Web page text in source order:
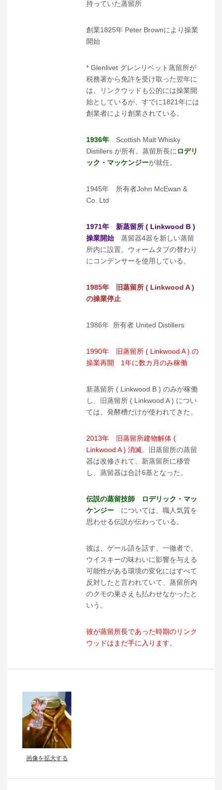
持っていた蒸留所
創業1825年 Peter Brownにより操業
開始
* Glenlivet グレンリベット蒸留所が
税務署から免許を受け取った翌年に
は、リンクウッドも公的には操業開
始としているが、すでに1821年には
創業者により創業されている。
1936年 Scottish Malt Whisky
Distillers が所有。蒸留所長に ロデリ
ック・マッケンジーが就任。
1945年 所有者John McEwan &
Co. Ltd
1971年
新蒸留所 ( Linkwood B )
操業開始蒸留器4器を新しい蒸留
所内に設置。ウォームタブの替わり
にコンデンサーを使用している。
1985年 旧蒸留所 ( Linkwood A )
の操業停止
1986年 所有者 United Distillers
1990年 旧蒸留所 ( Linkwood A ) の
操業再開 1年に数カ月のみ稼働
新蒸留所 ( Linkwood B ) のみが稼働
し、旧蒸留所 ( Linkwood A ) につい
ては、発酵槽だけが使われてきた。
2013年
旧蒸留所建物解体 (
Linkwood A ) 消滅。旧蒸留所の蒸留
器は改修されて、新蒸留所に移管
し、蒸留器は合計6基となった。
伝説の蒸留技師 ロデリック・マッ
ケンジー については、職人気質を
思わせる伝説が伝わっている。
彼は、ゲール語を話す、一徹者で、
ウイスキーの味わいに影響を与える
可能性がある環境の変化にはすべて
反対したと言われていて、蒸留所内
のクモの巣さえも払わせなかったと
いう。
彼が蒸留所長であった時期のリンク
ウッドはまだ手に入ります。
画像を拡大する